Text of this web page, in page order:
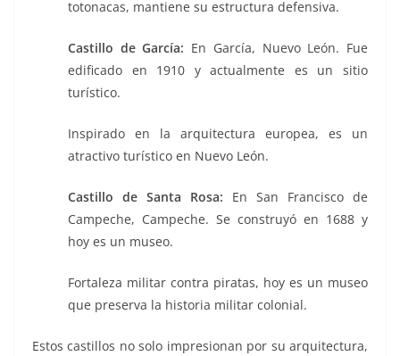
totonacas, mantiene su estructura defensiva.
Castillo de García: En García, Nuevo León. Fue
edificado en 1910 y actualmente es un sitio
turístico.
Inspirado en la arquitectura europea, es un
atractivo turístico en Nuevo León.
Castillo de Santa Rosa: En San Francisco de
Campeche, Campeche. Se construyó en 1688 y
hoy es un museo.
Fortaleza militar contra piratas, hoy es un museo
que preserva la historia militar colonial.
Estos castillos no solo impresionan por su arquitectura,